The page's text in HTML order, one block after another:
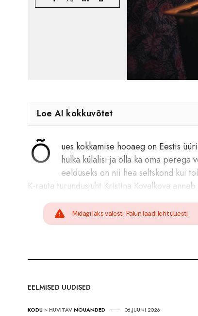
Loe AI kokkuvõtet
Õ
ues kokkamise hooaeg on Eestis
hulka külalisi ja olla ka oma perega
eelduseks on nii hea seltskond kui
K-rauta turundusjuht Kristina Kovalkova
Midagi läks valesti. Palun laadi leht uuesti.
EELMISED UUDISED
KODU >HUVITAVNÕUANDED 06.JUUNI 2026